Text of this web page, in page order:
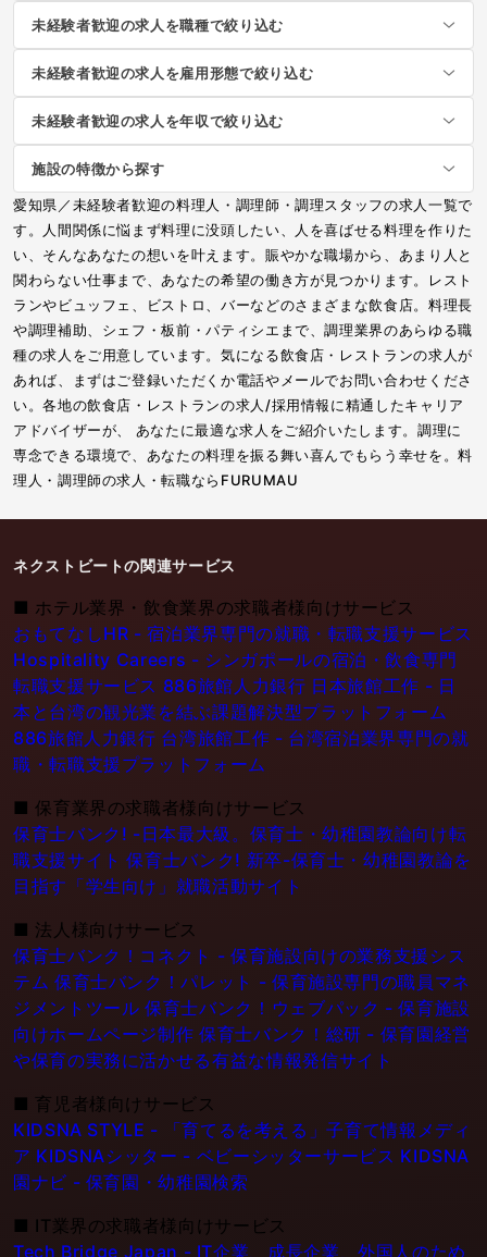
未経験者歓迎の求人を職種で絞り込む
未経験者歓迎の求人を雇用形態で絞り込む
未経験者歓迎の求人を年収で絞り込む
施設の特徴から探す
愛知県／未経験者歓迎の料理人・調理師・調理スタッフの求人一覧で
す。人間関係に悩まず料理に没頭したい、人を喜ばせる料理を作りた
い、そんなあなたの想いを叶えます。賑やかな職場から、あまり人と
関わらない仕事まで、あなたの希望の働き方が見つかります。レスト
ランやビュッフェ、ビストロ、バーなどのさまざまな飲食店。料理長
や調理補助、シェフ・板前・パティシエまで、調理業界のあらゆる職
種の求人をご用意しています。気になる飲食店・レストランの求人が
あれば、まずはご登録いただくか電話やメールでお問い合わせくださ
い。各地の飲食店・レストランの求人/採用情報に精通したキャリア
アドバイザーが、 あなたに最適な求人をご紹介いたします。調理に
専念できる環境で、あなたの料理を振る舞い喜んでもらう幸せを。料
理人・調理師の求人・転職ならFURUMAU
ネクストビートの関連サービス
■ ホテル業界・飲食業界の求職者様向けサービス
おもてなしHR - 宿泊業界専門の就職・転職支援サービス
Hospitality Careers - シンガポールの宿泊・飲食専門
転職支援サービス 886旅館人力銀行 日本旅館工作 - 日
本と台湾の観光業を結ぶ課題解決型プラットフォーム
886旅館人力銀行 台湾旅館工作 - 台湾宿泊業界専門の就
職・転職支援プラットフォーム
■ 保育業界の求職者様向けサービス
保育士バンク! -日本最大級。保育士・幼稚園教論向け転
職支援サイト 保育士バンク! 新卒-保育士・幼稚園教論を
目指す「学生向け」就職活動サイト
■ 法人様向けサービス
保育士バンク！コネクト - 保育施設向けの業務支援シス
テム 保育士バンク！パレット - 保育施設専門の職員マネ
ジメントツール 保育士バンク！ウェブパック - 保育施設
向けホームページ制作 保育士バンク！総研 - 保育園経営
や保育の実務に活かせる有益な情報発信サイト
■ 育児者様向けサービス
KIDSNA STYLE - 「育てるを考える」子育て情報メディ
ア KIDSNAシッター - ベビーシッターサービス KIDSNA
園ナビ - 保育園・幼稚園検索
■ IT業界の求職者様向けサービス
Tech Bridge Japan - IT企業、成長企業、外国人のため